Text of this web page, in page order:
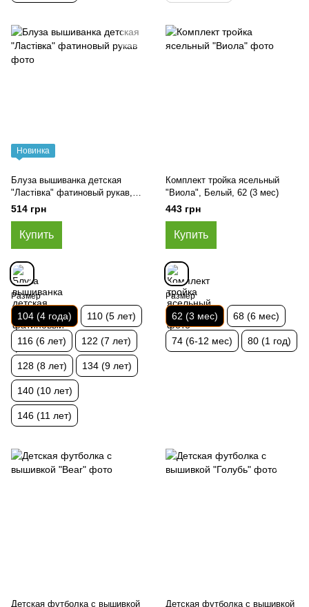
Новинка
Блуза вышиванка детская
"Ластівка" фатиновый рукав,
Крем-брюле, 104 (4 года)
514 грн
Купить
Размер
104 (4 года) 110 (5 лет)
116 (6 лет) 122 (7 лет)
128 (8 лет) 134 (9 лет)
140 (10 лет)
146 (11 лет)
Комплект тройка ясельный
"Виола", Белый, 62 (3 мес)
443 грн
Купить
Размер
62 (3 мес) 68 (6 мес)
74 (6-12 мес) 80 (1 год)
Детская футболка с вышивкой
Детская футболка с вышивкой